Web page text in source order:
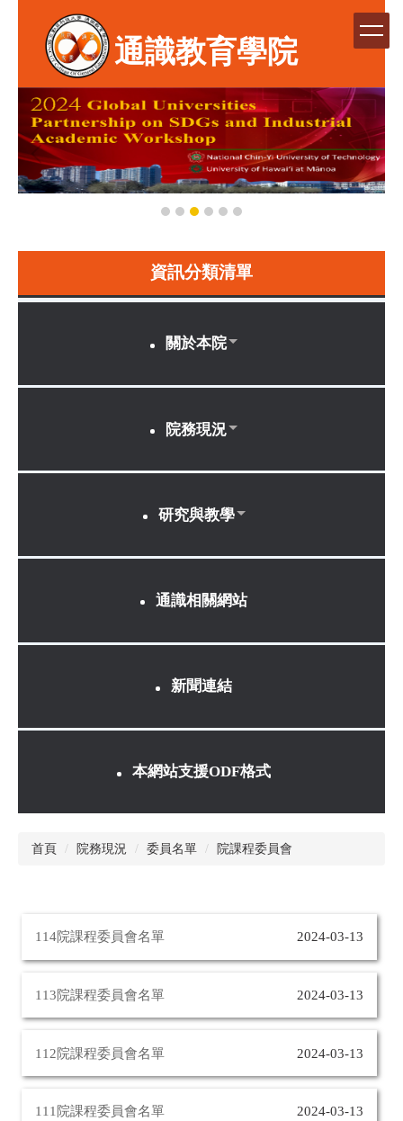
內
通識教育學院
資訊分類清單
關於本院
院務現況
研究與教學
通識相關網站
新聞連結
本網站支援ODF格式
首頁 院務現況 委員名單 院課程委員會
114院課程委員會名單 2024-03-13
113院課程委員會名單 2024-03-13
112院課程委員會名單 2024-03-13
111院課程委員會名單 2024-03-13